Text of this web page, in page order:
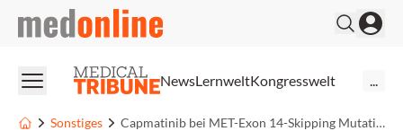
medonline
NewsLernweltKongresswelt
Sonstiges Capmatinib bei MET-Exon 14-Skipping Mutation oder hoher MET-Amplifikation